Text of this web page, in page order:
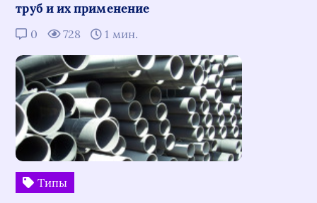
труб и их применение
0 728 1 мин.
Типы